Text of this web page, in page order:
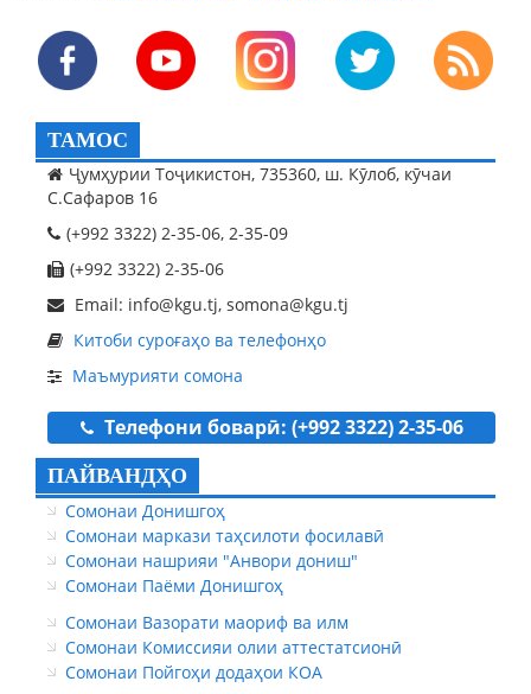
ТАМОС
Ҷумҳурии Тоҷикистон, 735360, ш. Кӯлоб, кӯчаи
С.Сафаров 16
(+992 3322) 2-35-06, 2-35-09
(+992 3322) 2-35-06
Email: info@kgu.tj, somona@kgu.tj
Китоби суроғаҳо ва телефонҳо
Маъмурияти сомона
Телефони боварӣ: (+992 3322) 2-35-06
ПАЙВАНДҲО
Сомонаи Донишгоҳ
Сомонаи маркази таҳсилоти фосилавӣ
Сомонаи нашрияи "Анвори дониш"
Сомонаи Паёми Донишгоҳ
Сомонаи Вазорати маориф ва илм
Сомонаи Комиссияи олии аттестатсионӣ
Сомонаи Пойгоҳи додаҳои КОА